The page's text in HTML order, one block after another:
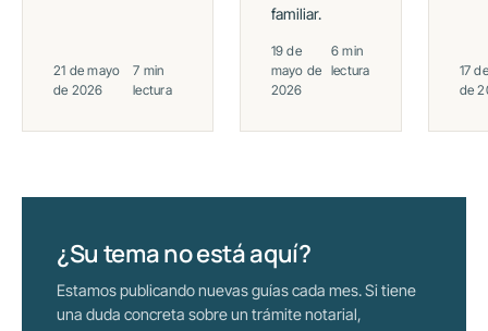
21 de mayo
de 2026
7 min
lectura
familiar.
19 de
mayo de
2026
6 min
lectura
17
de
¿Su tema no está aquí?
Estamos publicando nuevas guías cada mes. Si tiene
una duda concreta sobre un trámite notarial,